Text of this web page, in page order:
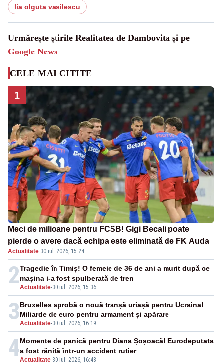
lia olguta vasilescu
Urmărește știrile Realitatea de Dambovita și pe
Google News
CELE MAI CITITE
1
Meci de milioane pentru FCSB! Gigi Becali poate
pierde o avere dacă echipa este eliminată de FK Auda
Actualitate·30 iul. 2026, 15:24
2Actualitate-30 iul. 2026, 15:36
Tragedie în Timiș! O femeie de 36 de ani a murit după ce
mașina i-a fost spulberată de tren
3Actualitate-30 iul. 2026, 16:19
Bruxelles aprobă o nouă tranșă uriașă pentru Ucraina!
Miliarde de euro pentru armament și apărare
4Actualitate-30 iul. 2026, 16:48
Momente de panică pentru Diana Șoșoacă! Eurodeputata
a fost rănită într-un accident rutier